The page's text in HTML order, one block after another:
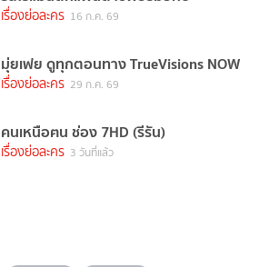
เรื่องย่อละคร 16 ก.ค. 69
มุ่ยเฟย ดูทุกตอนทาง TrueVisions NOW
เรื่องย่อละคร 29 ก.ค. 69
คนเหนือฅน ช่อง 7HD (รีรัน)
เรื่องย่อละคร 3 วันที่แล้ว